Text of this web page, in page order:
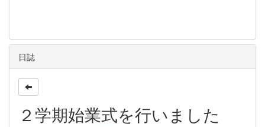
日誌
２学期始業式を行いました